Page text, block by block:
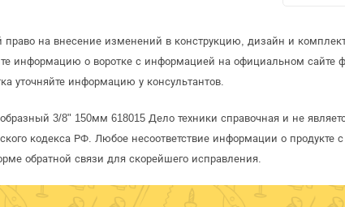
право на внесение изменений в конструкцию, дизайн и
информацию о воротке с информацией на официальном сайте
уточняйте информацию у консультантов.
3/8" 150мм 618015 Дело техники справочная и не
кодекса РФ. Любое несоответствие информации о продукте
обратной связи для скорейшего исправления.